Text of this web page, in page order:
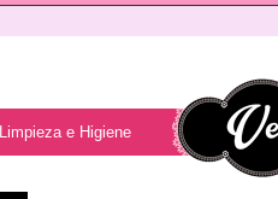
Limpieza e Higiene